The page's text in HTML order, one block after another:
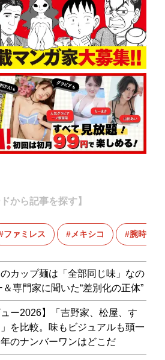
から記事を探す】
ファミレス メキシコ 腕時計
カップ麺は「全部同じ味」なの
専門家に聞いた“差別化の正体”
ュー2026】「吉野家、松屋、す
を比較。味もビジュアルも頭一
のナンバーワンはどこだ